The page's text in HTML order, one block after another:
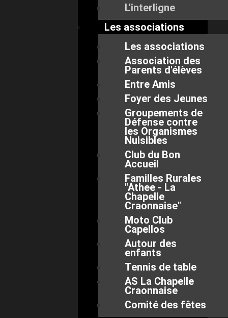
L'interligne
Les associations
Les associations
Association des
Parents d'élèves
Entre Amis
Foyer des Jeunes
Groupements de
Défense contre
les Organismes
Nuisibles
Club du Bon
Accueil
Familles Rurales
"Athee - La
Chapelle
Craonnaise"
Moto Club
Capellos
Autour des
enfants
Tennis de table
AS La Chapelle
Craonnaise
Comité des fêtes